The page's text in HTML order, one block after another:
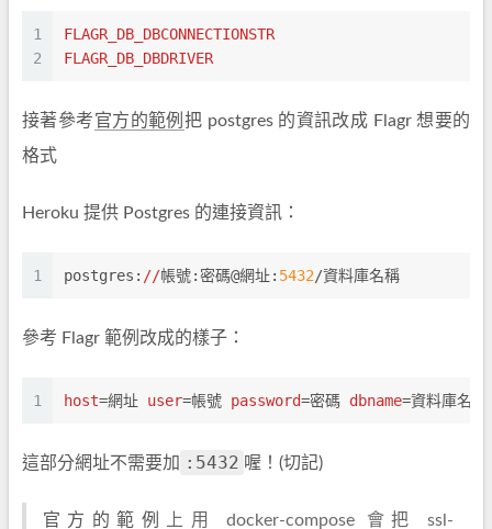
1
2
FLAGR_DB_DBCONNECTIONSTR
FLAGR_DB_DBDRIVER
接著參考官方的範例 把 postgres 的資訊改成 Flagr 想要的
格式
Heroku 提供 Postgres 的連接資訊：
1 postgres: //帳號:密碼@網址: 5432/資料庫名稱
參考 Flagr 範例改成的樣子：
1 host=網址 user=帳號 password=密碼 dbname=資料庫名稱
這部分網址不需要加 :5432 喔！(切記)
官方的範例
上用 docker-compose 會把 ssl-